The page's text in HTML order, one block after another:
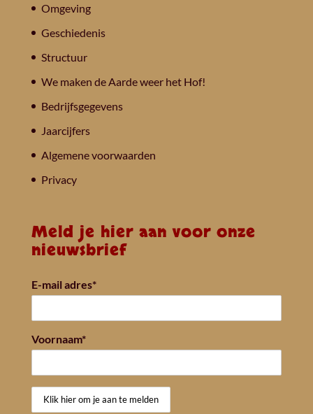
Omgeving
Geschiedenis
Structuur
We maken de Aarde weer het Hof!
Bedrijfsgegevens
Jaarcijfers
Algemene voorwaarden
Privacy
Meld je hier aan voor onze
nieuwsbrief
E-mail adres*
Voornaam*